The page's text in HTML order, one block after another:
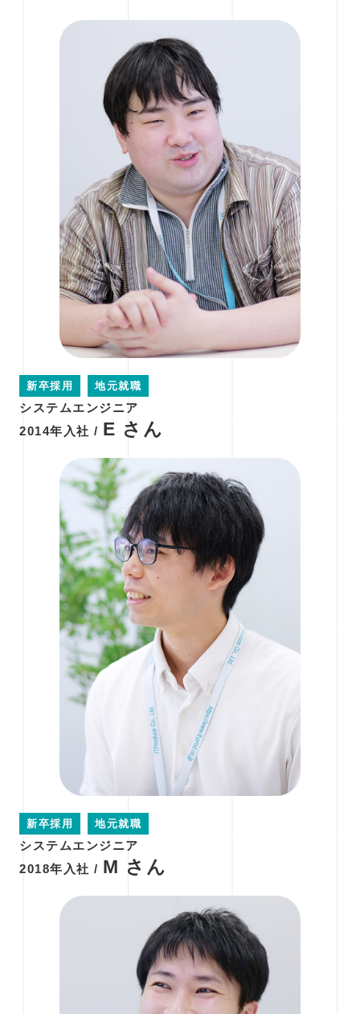
新卒採用 地元就職
システムエンジニア
2014年入社 / E さん
新卒採用 地元就職
システムエンジニア
2018年入社 / M さん